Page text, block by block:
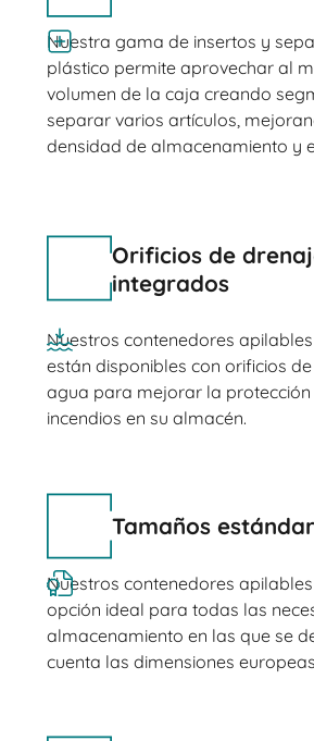
Nuestra gama de insertos y
plástico permite aprovechar al
volumen de la caja creando
separar varios artículos,
densidad de almacenamiento y
Orificios de
integrados
Nuestros contenedores
están disponibles con orificios
agua para mejorar la protección
incendios en su almacén.
Tamaños
Nuestros contenedores
opción ideal para todas las
almacenamiento en las que se
cuenta las dimensiones